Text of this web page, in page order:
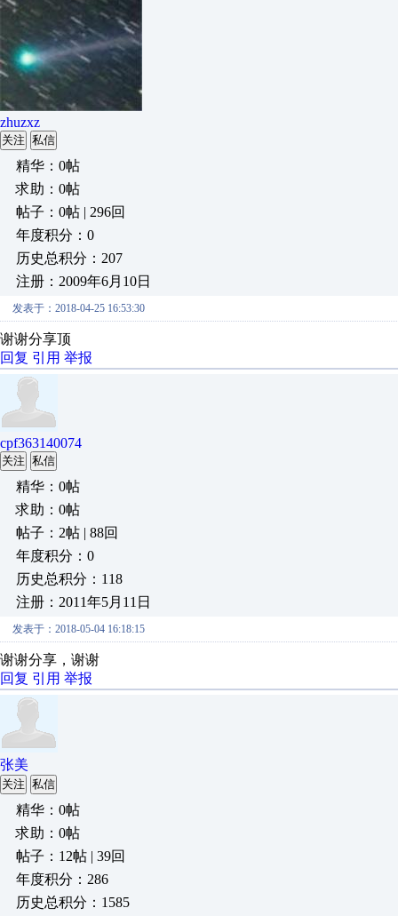
zhuzxz
关注 私信
精华：0帖
求助：0帖
帖子：0帖 | 296回
年度积分：0
历史总积分：207
注册：2009年6月10日
发表于：2018-04-25 16:53:30
谢谢分享顶
回复 引用 举报
cpf363140074
关注 私信
精华：0帖
求助：0帖
帖子：2帖 | 88回
年度积分：0
历史总积分：118
注册：2011年5月11日
发表于：2018-05-04 16:18:15
谢谢分享，谢谢
回复 引用 举报
张美
关注 私信
精华：0帖
求助：0帖
帖子：12帖 | 39回
年度积分：286
历史总积分：1585